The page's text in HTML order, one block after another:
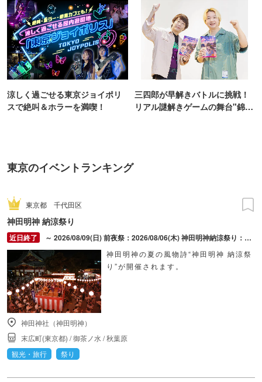
涼しく過ごせる東京ジョイポリ
スで絶叫＆ホラーを満喫！
三四郎が早解きバトルに挑戦！
リアル謎解きゲームの舞台"錦糸
東京のイベントランキング
東京都 千代田区
神田明神 納涼祭り
～ 2026/08/09(日) 前夜祭：2026/08/06(木) 神田明神納涼祭り：2026/08/07(金) ～ 2026/08/09(日)
神田明神の夏の風物詩“神田明神 納涼祭
り”が開催されます。
神田神社（神田明神）
末広町(東京都) /御茶ノ水 /秋葉原
観光・旅行
祭り